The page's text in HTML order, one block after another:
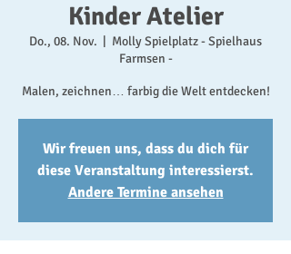
Kinder Atelier
Do., 08. Nov.
Molly Spielplatz - Spielhaus
Farmsen -
Malen, zeichnen… farbig die Welt entdecken!
Wir freuen uns, dass du dich für
diese Veranstaltung interessierst.
Andere Termine ansehen